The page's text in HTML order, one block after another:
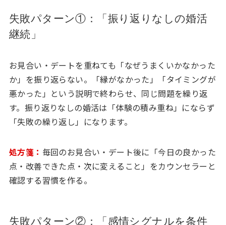
失敗パターン①：「振り返りなしの婚活
継続」
お見合い・デートを重ねても「なぜうまくいかなかった
か」を振り返らない。「縁がなかった」「タイミングが
悪かった」という説明で終わらせ、同じ問題を繰り返
す。振り返りなしの婚活は「体験の積み重ね」にならず
「失敗の繰り返し」になります。
処方箋： 毎回のお見合い・デート後に「今日の良かった
点・改善できた点・次に変えること」をカウンセラーと
確認する習慣を作る。
失敗パターン②：「感情シグナルを条件